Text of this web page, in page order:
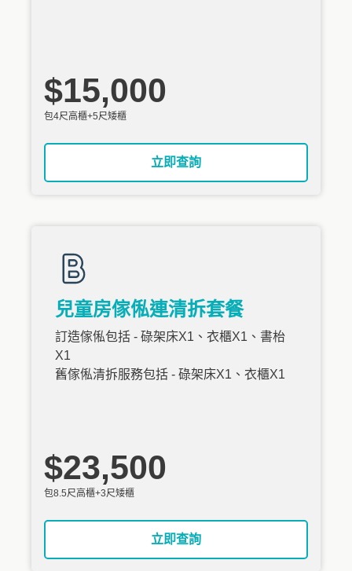
$15,000
包4尺高櫃+5尺矮櫃
立即查詢
兒童房傢俬連清拆套餐
訂造傢俬包括 - 碌架床X1、衣櫃X1、書枱
X1
舊傢俬清拆服務包括 - 碌架床X1、衣櫃X1
$23,500
包8.5尺高櫃+3尺矮櫃
立即查詢